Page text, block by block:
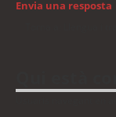
Envia una resposta